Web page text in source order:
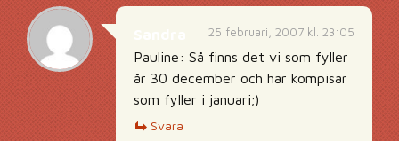
25 februari, 2007 kl. 23:05
Pauline: Så finns det vi som fyller
år 30 december och har kompisar
som fyller i januari;)
Svara